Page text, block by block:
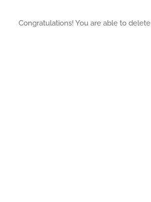
Congratulations! You are able to